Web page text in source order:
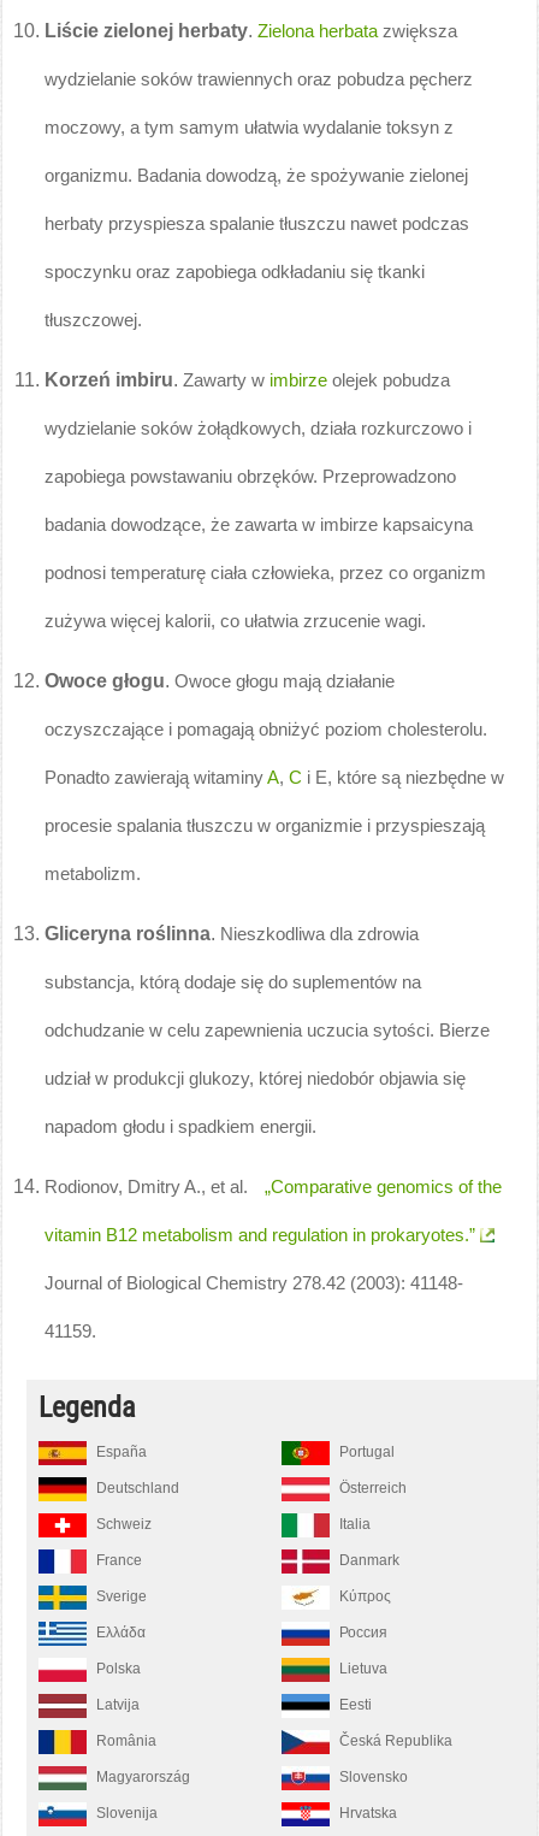
Liście zielonej herbaty.Zielona herbata zwiększa
wydzielanie soków trawiennych oraz pobudza pęcherz
moczowy, a tym samym ułatwia wydalanie toksyn z
organizmu. Badania dowodzą, że spożywanie zielonej
herbaty przyspiesza spalanie tłuszczu nawet podczas
spoczynku oraz zapobiega odkładaniu się tkanki
tłuszczowej.
Korzeń imbiru.Zawarty w imbirze olejek pobudza
wydzielanie soków żołądkowych, działa rozkurczowo i
zapobiega powstawaniu obrzęków. Przeprowadzono
badania dowodzące, że zawarta w imbirze kapsaicyna
podnosi temperaturę ciała człowieka, przez co organizm
zużywa więcej kalorii, co ułatwia zrzucenie wagi.
Owoce głogu.Owoce głogu mają działanie
oczyszczające i pomagają obniżyć poziom cholesterolu.
Ponadto zawierają witaminyA,C i E, które są niezbędne w
procesie spalania tłuszczu w organizmie i przyspieszają
metabolizm.
Gliceryna roślinna. Nieszkodliwa dla zdrowia
substancja, którą dodaje się do suplementów na
odchudzanie w celu zapewnienia uczucia sytości. Bierze
udział w produkcji glukozy, której niedobór objawia się
napadom głodu i spadkiem energii.
Rodionov, Dmitry A., et al. „Comparative genomics of the
vitamin B12 metabolism and regulation in prokaryotes.”
Journal of Biological Chemistry 278.42 (2003): 41148-
41159.
Legenda
España Portugal
Deutschland Österreich
Schweiz Italia
France Danmark
Sverige Κύπρος
Ελλάδα Россия
Polska Lietuva
Latvija Eesti
România Česká Republika
Magyarország Slovensko
Slovenija Hrvatska